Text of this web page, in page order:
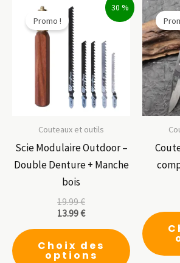
30 %
Promo !
Couteaux et outils
Scie Modulaire Outdoor –
Double Denture + Manche
bois
19.99€
13.99€
Choix des
options
produit